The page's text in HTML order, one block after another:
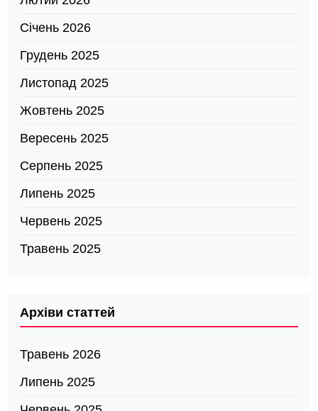
Січень 2026
Грудень 2025
Листопад 2025
Жовтень 2025
Вересень 2025
Серпень 2025
Липень 2025
Червень 2025
Травень 2025
Архіви статтей
Травень 2026
Липень 2025